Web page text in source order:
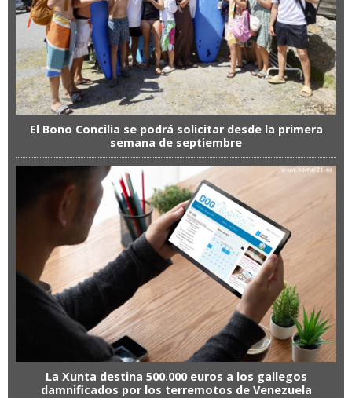
El Bono Concilia se podrá solicitar desde la primera
semana de septiembre
La Xunta destina 500.000 euros a los gallegos
damnificados por los terremotos de Venezuela